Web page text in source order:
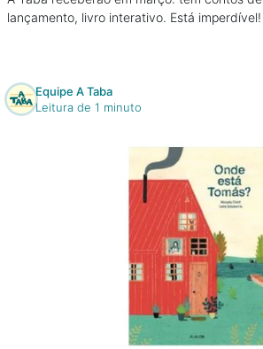
lançamento, livro interativo. Está imperdível!
Equipe A Taba
Leitura de 1 minuto